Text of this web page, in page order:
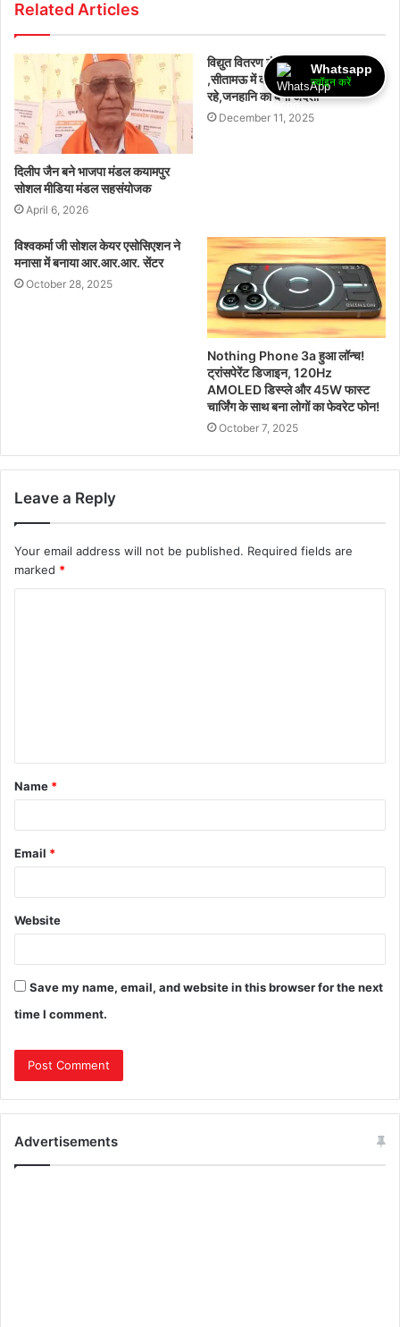
Related Articles
दिलीप जैन बने भाजपा मंडल कयामपुर
सोशल मीडिया मंडल सहसंयोजक
April 6, 2026
विद्युत वितरण कंपनी की लापरवाही
,सीतामऊ में कई स्थानों पर विद्युत तार झूल
रहे,जनहानि का बना अंदेशा
December 11, 2025
विश्वकर्मा जी सोशल केयर एसोसिएशन ने
मनासा में बनाया आर.आर.आर. सेंटर
October 28, 2025
Nothing Phone 3a हुआ लॉन्च!
ट्रांसपेरेंट डिजाइन, 120Hz
AMOLED डिस्प्ले और 45W फास्ट
चार्जिंग के साथ बना लोगों का फेवरेट फोन!
October 7, 2025
Leave a Reply
Your email address will not be published. Required fields are
marked *
Name *
Email *
Website
Save my name, email, and website in this browser for the next
time I comment.
Advertisements
Whatsapp
ज्वॉइन करें